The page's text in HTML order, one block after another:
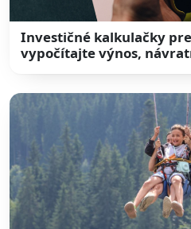
Investičné kalkulačky
vypočítajte výnos,